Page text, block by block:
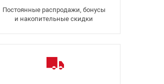
Постоянные распродажи, бонусы
и накопительные скидки